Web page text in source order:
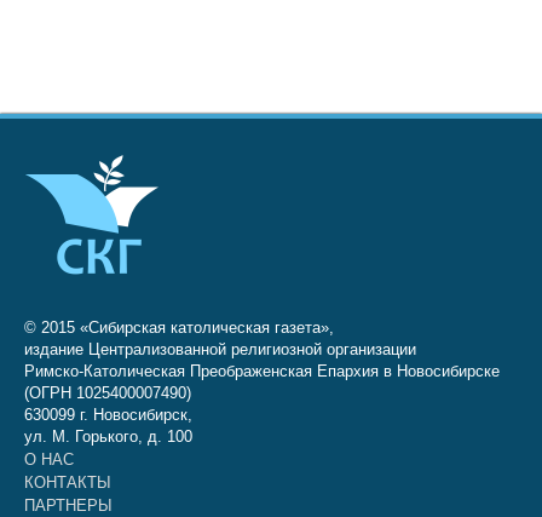
© 2015 «Сибирская католическая газета»,
издание Централизованной религиозной организации
Римско-Католическая Преображенская Епархия в Новосибирске
(ОГРН 1025400007490)
630099 г. Новосибирск,
ул. М. Горького, д. 100
О НАС
КОНТАКТЫ
ПАРТНЕРЫ